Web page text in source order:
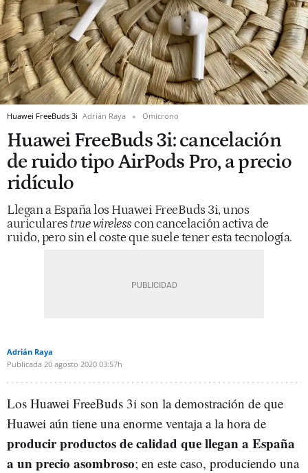
Huawei FreeBuds 3i Adrián Raya Omicrono
Huawei FreeBuds 3i: cancelación
de ruido tipo AirPods Pro, a precio
ridículo
Llegan a España los Huawei FreeBuds 3i, unos
auriculares true wirelesscon cancelación activa de
ruido, pero sin el coste que suele tener esta tecnología.
Adrián Raya
Publicada 20 agosto 2020 03:57h
Los Huawei FreeBuds 3i son la demostración de que
Huawei aún tiene una enorme ventaja a la hora de
producir productos de calidad que llegan a España
a un precio asombroso; en este caso, produciendo una